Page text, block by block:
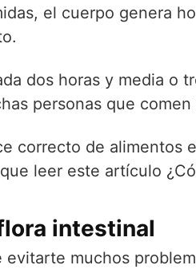
el cuerpo genera
dos horas y media o
personas que
correcto de alimentos
leer este artículo
intestinal
muchos